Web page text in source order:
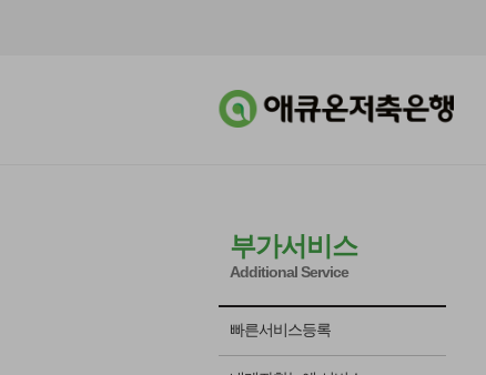
부가서비스
Additional Service
빠른서비스등록